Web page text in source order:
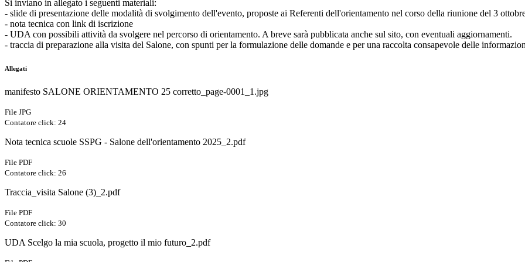
Si inviano in allegato i seguenti materiali:
- slide di presentazione delle modalità di svolgimento dell'evento, proposte ai Referenti dell'orientamento nel corso della riunione del 3
- nota tecnica con link di iscrizione
- UDA con possibili attività da svolgere nel percorso di orientamento. A breve sarà pubblicata anche sul sito, con eventuali aggiornamenti.
- traccia di preparazione alla visita del Salone, con spunti per la formulazione delle domande e per una raccolta consapevole delle
Allegati
manifesto SALONE ORIENTAMENTO 25 corretto_page-0001_1.jpg
File JPG
Contatore click: 24
Nota tecnica scuole SSPG - Salone dell'orientamento 2025_2.pdf
File PDF
Contatore click: 26
Traccia_visita Salone (3)_2.pdf
File PDF
Contatore click: 30
UDA Scelgo la mia scuola, progetto il mio futuro_2.pdf